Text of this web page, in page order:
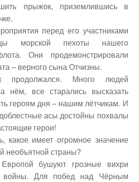
прыжок, приземлившись в
перед его участниками
морской пехоты нашего
Они продемонстрировали
– верного сына Отчизны.
Много людей
нём, все старались высказать
героям дня – нашим лётчикам. И
асы достойны похвалы
герои!
какое имеет огромное значение
необъятной страны?
бушуют грозные вихри
войны. Для побед над Чёрным